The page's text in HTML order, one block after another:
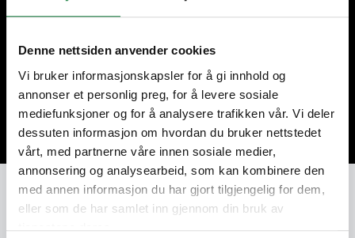
Denne nettsiden anvender cookies
Vi bruker informasjonskapsler for å gi innhold og
annonser et personlig preg, for å levere sosiale
mediefunksjoner og for å analysere trafikken vår. Vi deler
dessuten informasjon om hvordan du bruker nettstedet
vårt, med partnerne våre innen sosiale medier,
annonsering og analysearbeid, som kan kombinere den
med annen informasjon du har gjort tilgjengelig for dem,
eller som de har samlet inn gjennom din bruk av
tjenestene deres.
Continuer